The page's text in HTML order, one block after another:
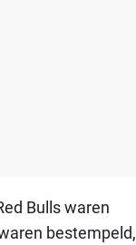
Bulls waren
bestempeld,